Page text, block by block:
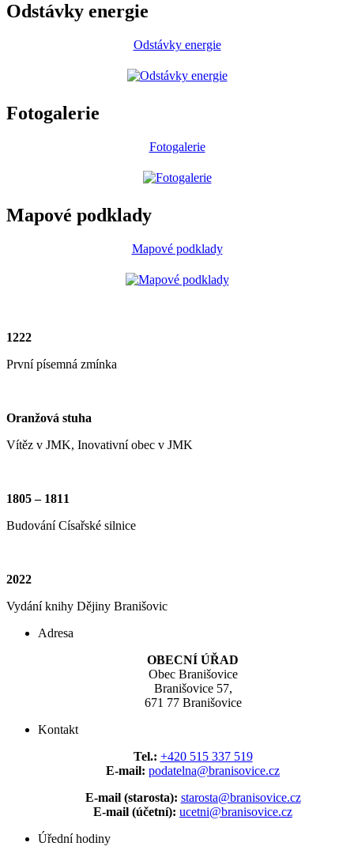
Odstávky energie
Odstávky energie
Fotogalerie
Fotogalerie
Mapové podklady
Mapové podklady
1222
První písemná zmínka
Oranžová stuha
Vítěz v JMK, Inovativní obec v JMK
1805 – 1811
Budování Císařské silnice
2022
Vydání knihy Dějiny Branišovic
Adresa
OBECNÍ ÚŘAD
Obec Branišovice
Branišovice 57,
671 77 Branišovice
Kontakt
Tel.: +420 515 337 519
E-mail: podatelna@branisovice.cz
E-mail (starosta): starosta@branisovice.cz
E-mail (účetní): ucetni@branisovice.cz
Úřední hodiny